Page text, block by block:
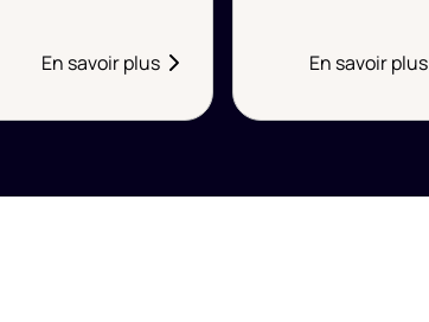
En savoir plus En savoir plus